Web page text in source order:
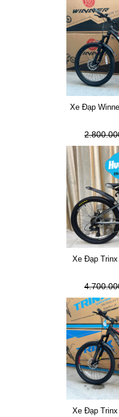
Xe Đạp
Xe Đạp
Xe Đạp